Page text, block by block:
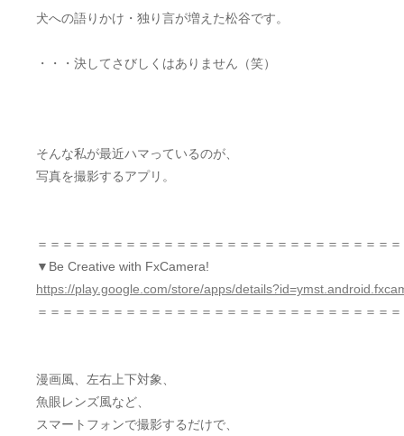
犬への語りかけ・独り言が増えた松谷です。
・・・決してさびしくはありません（笑）
そんな私が最近ハマっているのが、
写真を撮影するアプリ。
＝＝＝＝＝＝＝＝＝＝＝＝＝＝＝＝＝＝＝＝＝＝＝＝＝＝＝＝
▼Be Creative with FxCamera!
https://play.google.com/store/apps/
＝＝＝＝＝＝＝＝＝＝＝＝＝＝＝＝＝＝＝＝＝＝＝＝＝＝＝＝
漫画風、左右上下対象、
魚眼レンズ風など、
スマートフォンで撮影するだけで、